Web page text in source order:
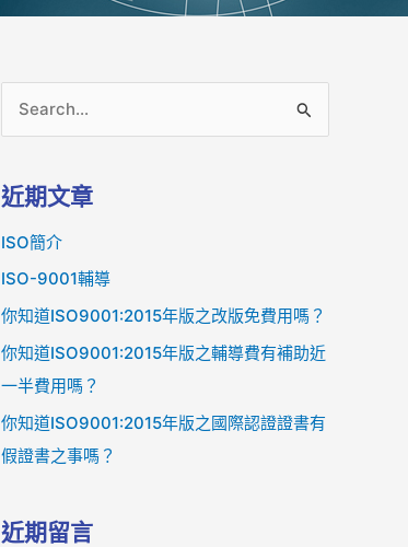
關
鍵
字
:
近期文章
ISO簡介
ISO-9001輔導
你知道ISO9001:2015年版之改版免費用嗎？
你知道ISO9001:2015年版之輔導費有補助近
一半費用嗎？
你知道ISO9001:2015年版之國際認證證書有
假證書之事嗎？
近期留言